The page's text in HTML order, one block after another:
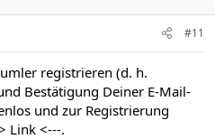
#11
registrieren (d. h.
Bestätigung Deiner E-Mail-
und zur Registrierung
Link <---.